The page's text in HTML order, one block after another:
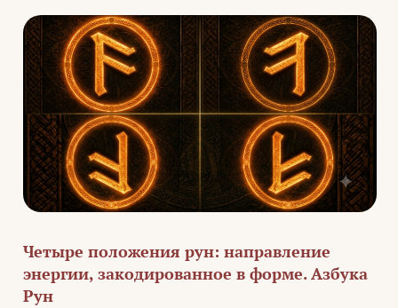
Четыре положения рун: направление
энергии, закодированное в форме. Азбука
Рун